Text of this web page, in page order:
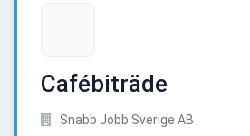
Cafébiträde
Snabb Jobb Sverige AB